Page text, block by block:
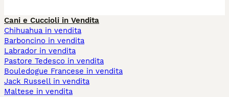
Cani e Cuccioli in Vendita
Chihuahua in vendita
Barboncino in vendita
Labrador in vendita
Pastore Tedesco in vendita
Bouledogue Francese in vendita
Jack Russell in vendita
Maltese in vendita